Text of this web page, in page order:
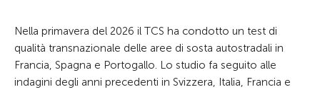
Nella primavera del 2026 il TCS ha condotto un test di
qualità transnazionale delle aree di sosta autostradali in
Francia, Spagna e Portogallo. Lo studio fa seguito alle
indagini degli anni precedenti in Svizzera, Italia, Francia e